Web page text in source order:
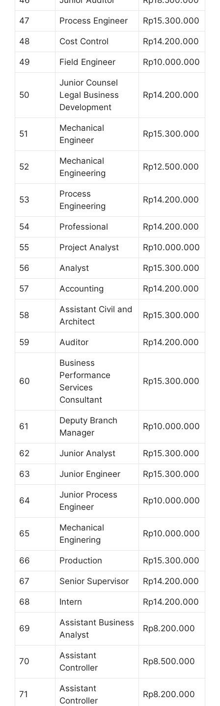
47 Process Engineer Rp15.300.000
48 Cost Control Rp14.200.000
49 Field Engineer Rp10.000.000
50
Junior Counsel
Legal Business
Development
Rp14.200.000
51
Mechanical
Engineer
Rp15.300.000
52
Mechanical
Engineering
Rp12.500.000
53
Process
Engineering
Rp14.200.000
54 Professional Rp14.200.000
55 Project Analyst Rp10.000.000
56 Analyst Rp15.300.000
57 Accounting Rp14.200.000
58
Assistant Civil and
Architect
Rp15.300.000
59 Auditor Rp14.200.000
60
Business
Performance
Services
Consultant
Rp15.300.000
61
Deputy Branch
Manager
Rp10.000.000
62 Junior Analyst Rp15.300.000
63 Junior Engineer Rp15.300.000
64
Junior Process
Engineer
Rp10.000.000
65
Mechanical
Enginering
Rp10.000.000
66 Production Rp15.300.000
67 Senior Supervisor Rp14.200.000
68 Intern Rp14.200.000
69
Assistant Business
Analyst
Rp8.200.000
70
Assistant
Controller
Rp8.500.000
71
Assistant
Controller
Rp8.200.000